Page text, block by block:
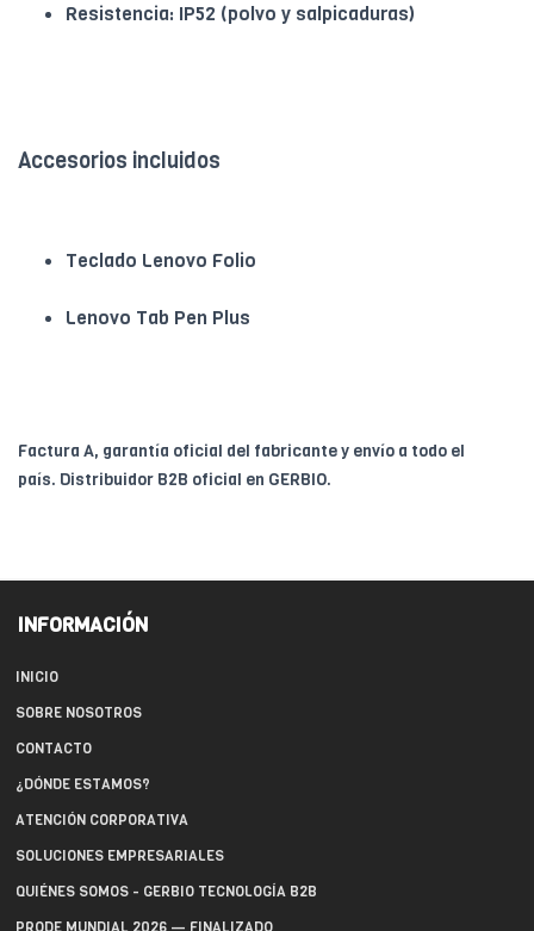
Resistencia: IP52 (polvo y salpicaduras)
Accesorios incluidos
Teclado Lenovo Folio
Lenovo Tab Pen Plus
Factura A, garantía oficial del fabricante y envío a todo el
país. Distribuidor B2B oficial en GERBIO.
INFORMACIÓN
INICIO
SOBRE NOSOTROS
CONTACTO
¿DÓNDE ESTAMOS?
ATENCIÓN CORPORATIVA
SOLUCIONES EMPRESARIALES
QUIÉNES SOMOS - GERBIO TECNOLOGÍA B2B